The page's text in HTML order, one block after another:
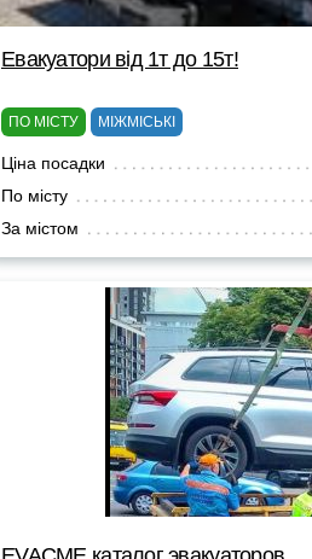
Евакуатори від 1т до 15т!
ПО МІСТУ МІЖМІСЬКІ
Ціна посадки
По місту
За містом